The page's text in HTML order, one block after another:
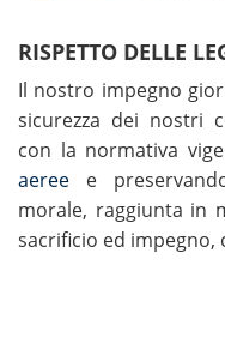
RISPETTO DELLE
Il nostro impegno
sicurezza dei nostri
con la normativa
aeree e
morale, raggiunta in
sacrificio ed impegno,